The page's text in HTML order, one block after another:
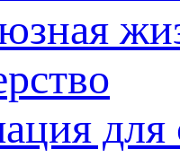
для